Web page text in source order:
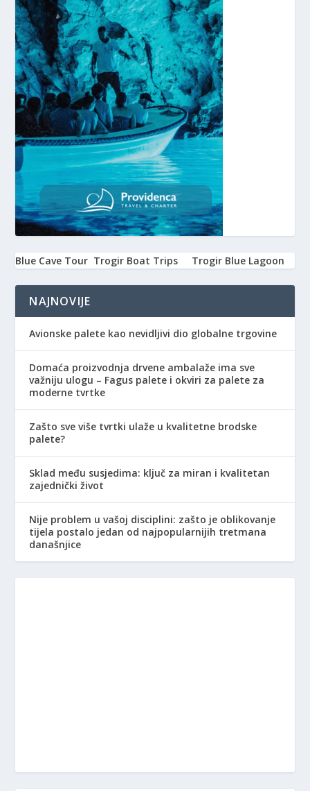
Blue Cave Tour Trogir Boat Trips Trogir Blue Lagoon
NAJNOVIJE
Avionske palete kao nevidljivi dio globalne trgovine
Domaća proizvodnja drvene ambalaže ima sve
važniju ulogu – Fagus palete i okviri za palete za
moderne tvrtke
Zašto sve više tvrtki ulaže u kvalitetne brodske
palete?
Sklad među susjedima: ključ za miran i kvalitetan
zajednički život
Nije problem u vašoj disciplini: zašto je oblikovanje
tijela postalo jedan od najpopularnijih tretmana
današnjice